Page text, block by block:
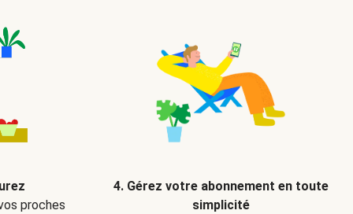
proches
4. Gérez votre abonnement en toute
simplicité